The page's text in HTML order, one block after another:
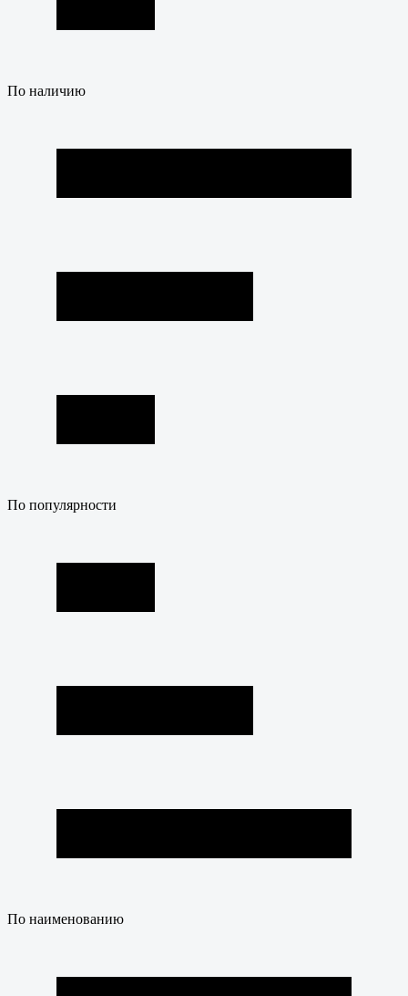
По наличию
По популярности
По наименованию